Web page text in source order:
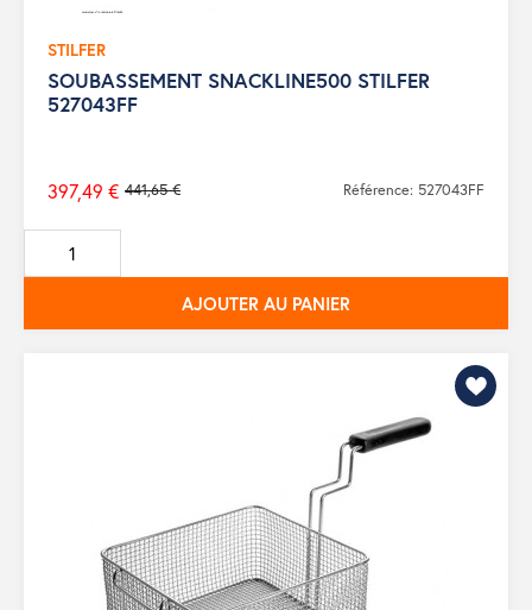
STILFER
SOUBASSEMENT SNACKLINE500 STILFER
527043FF
Prix
de
base
441,65 €
397,49 € Référence: 527043FF
AJOUTER AU PANIER